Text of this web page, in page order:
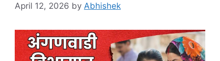
April 12, 2026 by Abhishek